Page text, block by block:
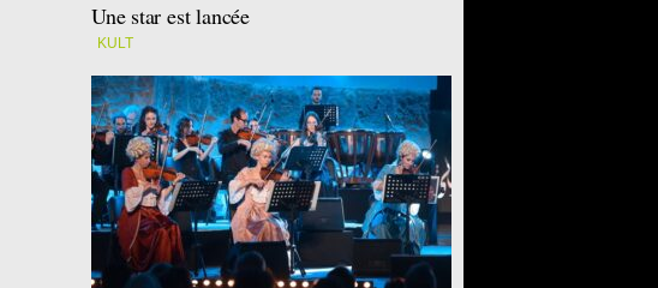
Une star est lancée
KULT